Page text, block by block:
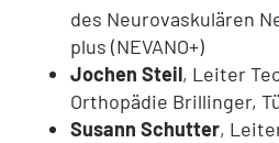
des Neurovaskulären
plus (NEVANO+)
Jochen Steil, Leiter
Orthopädie Brillinger,
Susann Schutter,